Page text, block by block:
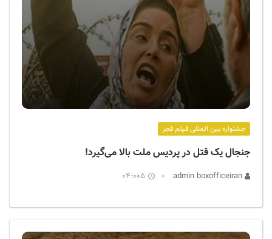
جشنواره بین المللی فیلم فجر
جنجال یک قتل در پردیس ملت بالا می‌گیرد!
04:005